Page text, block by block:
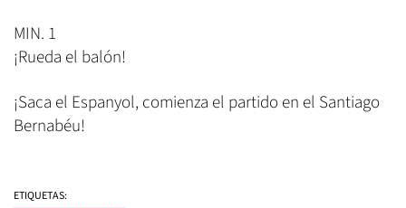
MIN. 1
¡Rueda el balón!
¡Saca el Espanyol, comienza el partido en el Santiago
Bernabéu!
ETIQUETAS: